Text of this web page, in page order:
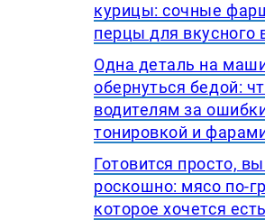
курицы: сочные
перцы для вкусного
Одна деталь на
обернуться бедой:
водителям за
тонировкой и
Готовится просто,
роскошно: мясо по-
которое хочется